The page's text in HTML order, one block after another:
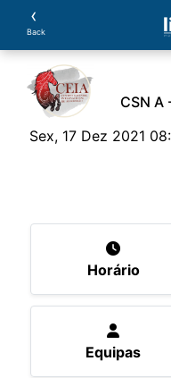
‹
Back
CSN A
Sex, 17 Dez 2021
Horário
Equipas